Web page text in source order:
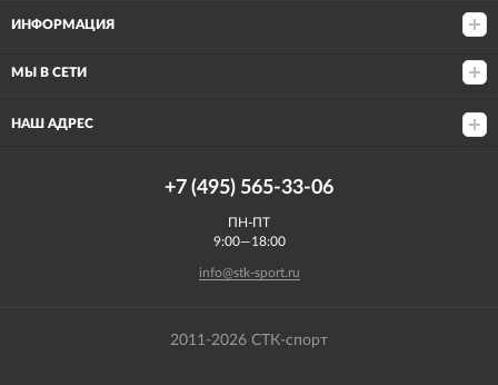
ИНФОРМАЦИЯ
МЫ В СЕТИ
НАШ АДРЕС
+7 (495) 565-33-06
ПН-ПТ
9:00—18:00
info@stk-sport.ru
2011-2026 СТК-спорт